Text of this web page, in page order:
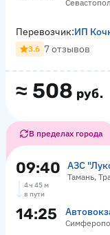
≈ 508 руб.
Перевозчик:ИП
3.6 7 отзывов
В пределах города
09:40 АЗС
Тамань,
4 ч 45 м
в пути
14:25